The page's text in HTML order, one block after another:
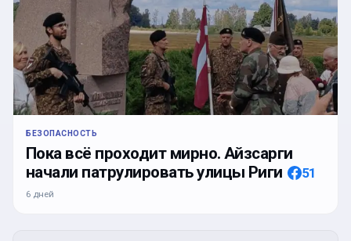
БЕЗОПАСНОСТЬ
Пока всё проходит мирно. Айзсарги
начали патрулировать улицы Риги
51
6 дней